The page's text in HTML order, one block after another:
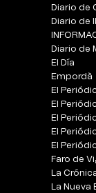
Diario de
Diario de
Diario de
El Día
Empordà
El
El
El
El
El
Faro de
La
La Nueva